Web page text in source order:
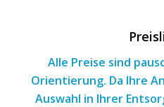
Alle Preise sind
Orientierung. Da Ihre
Auswahl in Ihrer